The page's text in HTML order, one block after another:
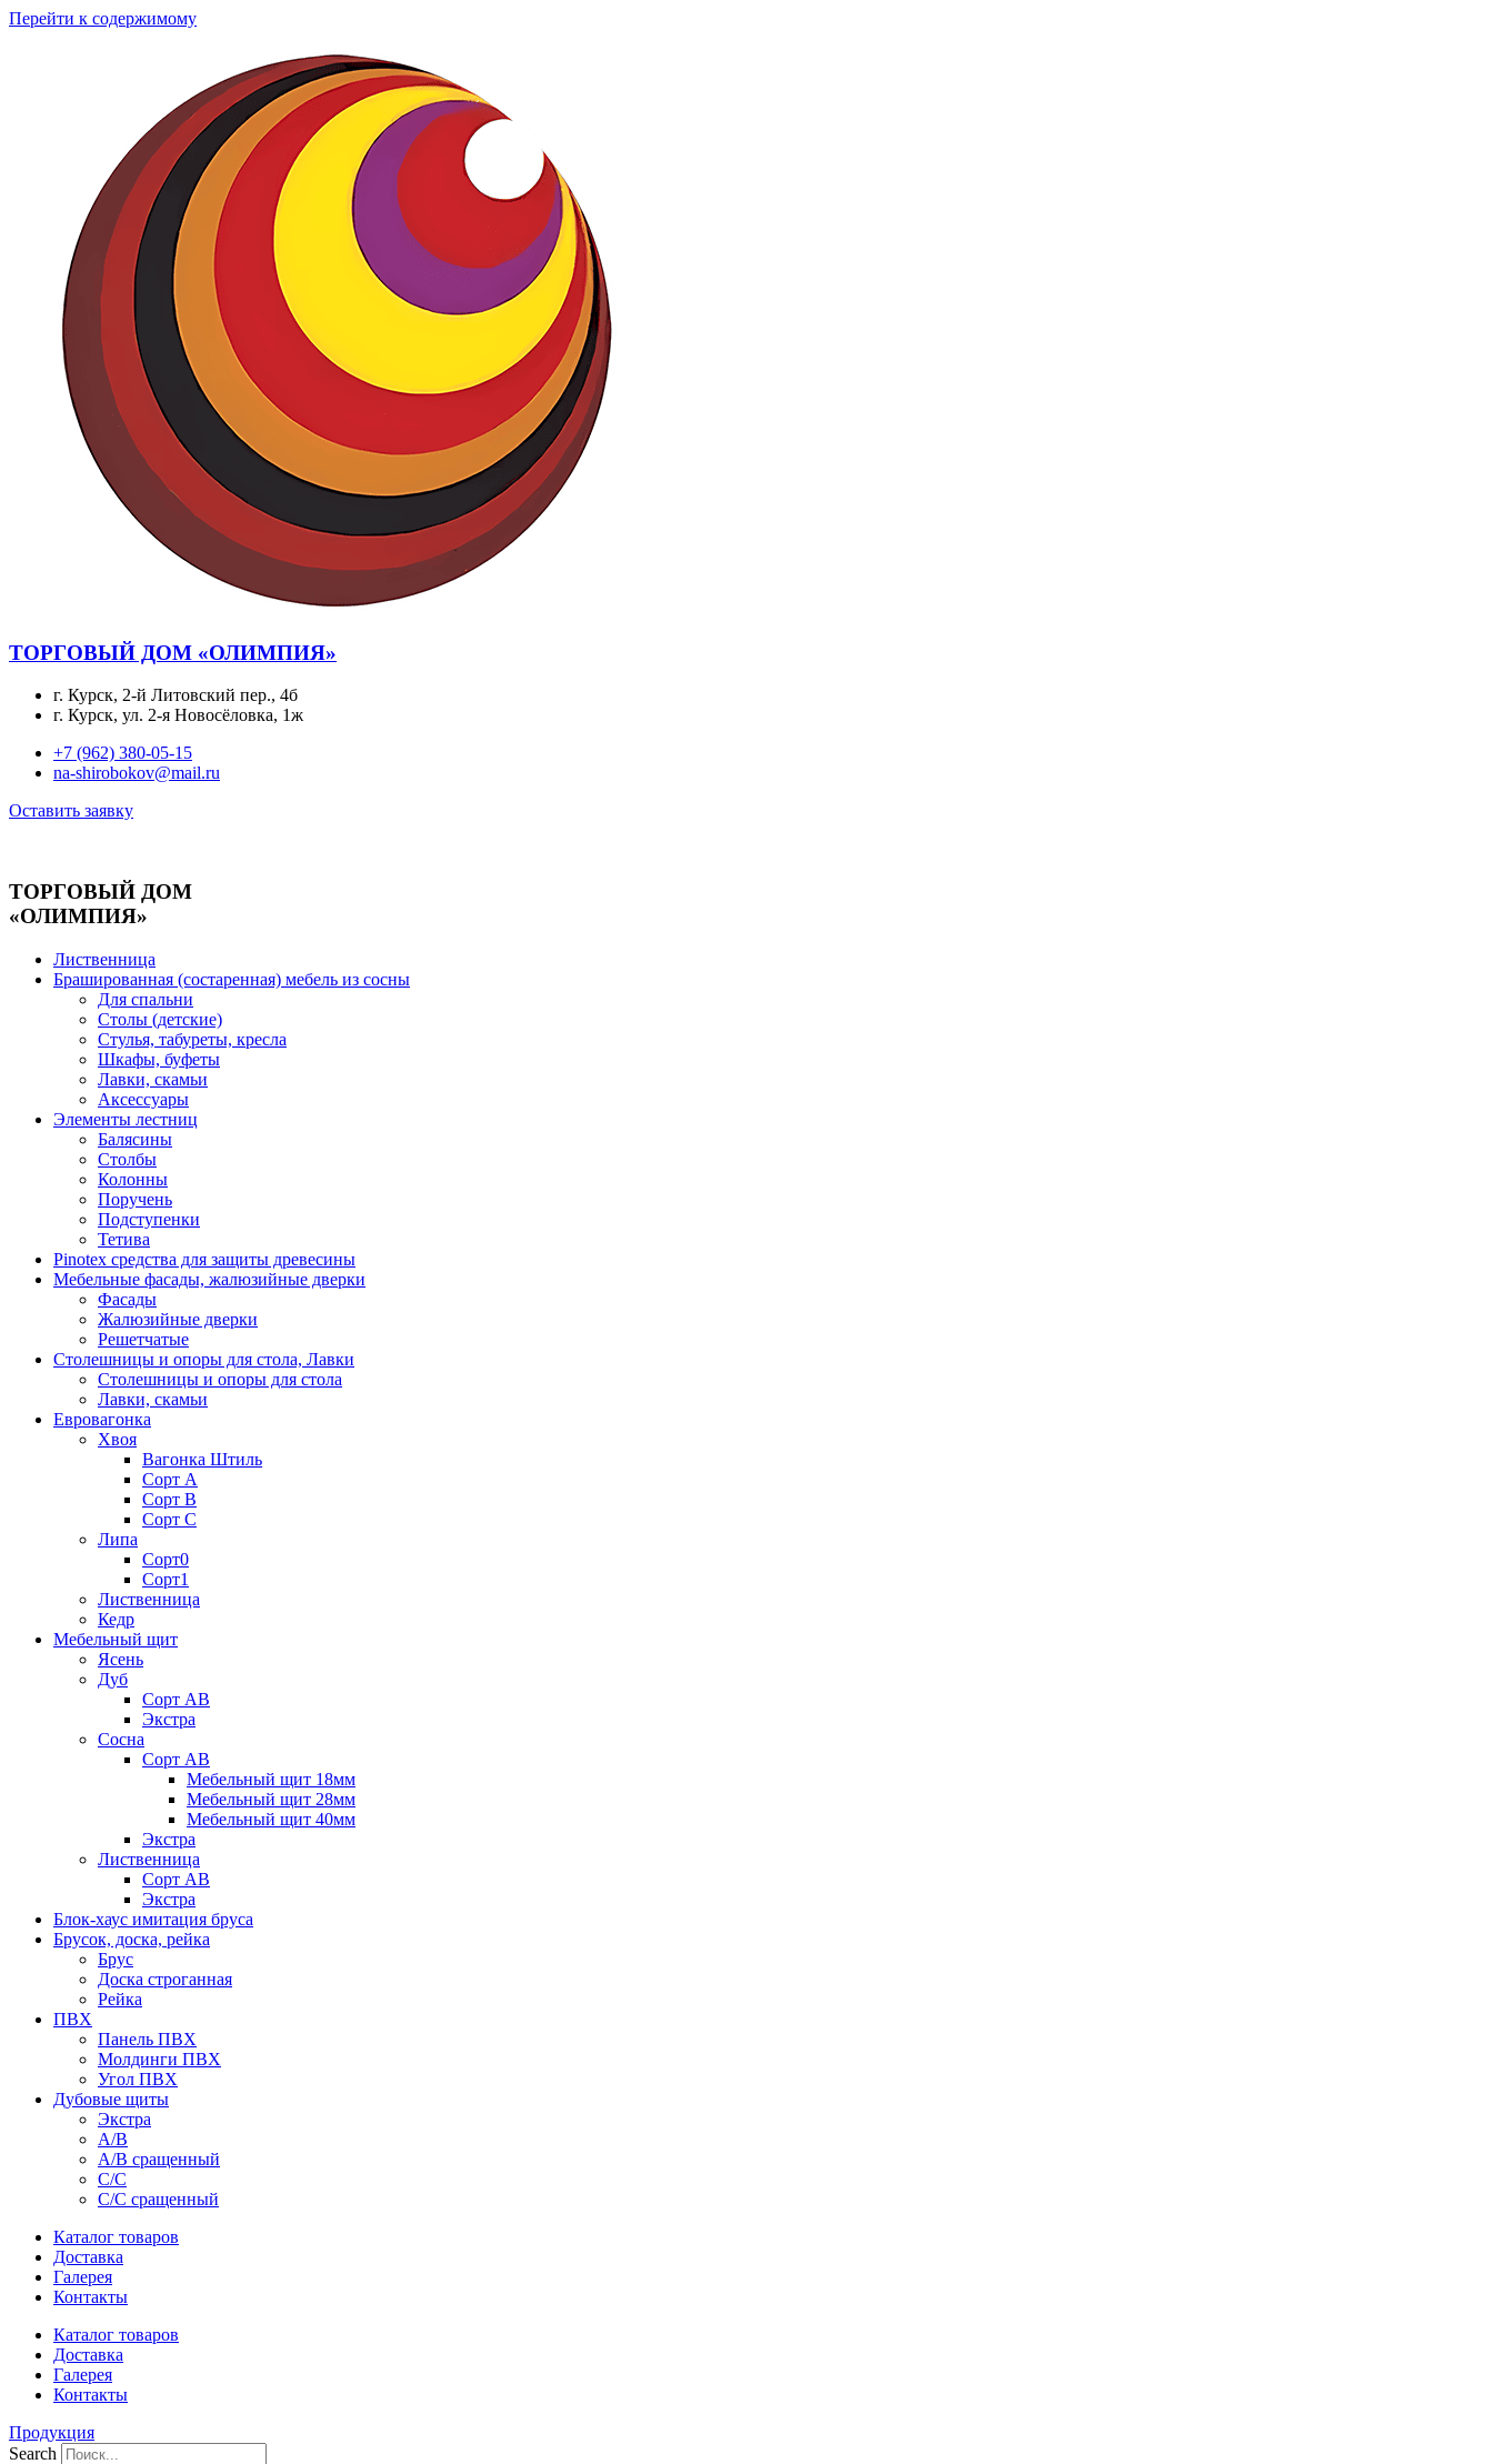
Перейти к содержимому
ТОРГОВЫЙ ДОМ «ОЛИМПИЯ»
г. Курск, 2-й Литовский пер., 4б
г. Курск, ул. 2-я Новосёловка, 1ж
+7 (962) 380-05-15
na-shirobokov@mail.ru
Оставить заявку
ТОРГОВЫЙ ДОМ
«ОЛИМПИЯ»
Лиственница
Брашированная (состаренная) мебель из сосны
Для спальни
Столы (детские)
Стулья, табуреты, кресла
Шкафы, буфеты
Лавки, скамьи
Аксессуары
Элементы лестниц
Балясины
Столбы
Колонны
Поручень
Подступенки
Тетива
Pinotex средства для защиты древесины
Мебельные фасады, жалюзийные дверки
Фасады
Жалюзийные дверки
Решетчатые
Столешницы и опоры для стола, Лавки
Столешницы и опоры для стола
Лавки, скамьи
Евровагонка
Хвоя
Вагонка Штиль
Сорт А
Сорт В
Сорт С
Липа
Сорт0
Сорт1
Лиственница
Кедр
Мебельный щит
Ясень
Дуб
Сорт АВ
Экстра
Сосна
Сорт АВ
Мебельный щит 18мм
Мебельный щит 28мм
Мебельный щит 40мм
Экстра
Лиственница
Сорт АВ
Экстра
Блок-хаус имитация бруса
Брусок, доска, рейка
Брус
Доска строганная
Рейка
ПВХ
Панель ПВХ
Молдинги ПВХ
Угол ПВХ
Дубовые щиты
Экстра
А/В
А/В сращенный
С/С
С/С сращенный
Каталог товаров
Доставка
Галерея
Контакты
Каталог товаров
Доставка
Галерея
Контакты
Продукция
Search